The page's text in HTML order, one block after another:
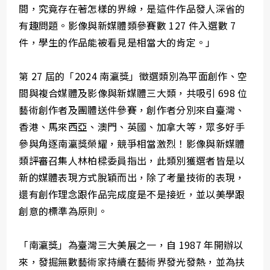
間，究竟存在著怎樣的界線，是這件作品發人深省的
有趣問題。影像與新媒體類參賽數 127 件入選數 7
件，學生的作品能被看見是相當大的肯定。」
第 27 屆的「2024 南瀛獎」徵選類別為平面創作、空
間與複合媒體及影像與新媒體三大類，共吸引 698 位
藝術創作者及團體送件參賽，創作者分別來自臺灣、
香港、馬來西亞、澳門、英國、加拿大等，眾多好手
參與角逐南瀛獎榮耀，競爭相當激烈！影像與新媒體
類評審召集人林柏樑委員指出，此類別獲選者皆是以
新的媒體表現方式脫穎而出，除了考量技術的表現，
還有創作理念跟作品完成度是不是接近，並以美學跟
創意的標準為原則。
「南瀛獎」為臺灣三大美展之一，自 1987 年開辦以
來，發掘無數藝術家持續在藝術界發光發熱，並為扶